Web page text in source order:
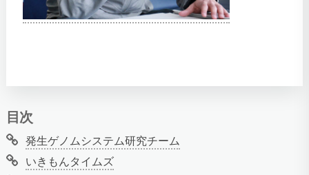
目次
発生ゲノムシステム研究チーム
いきもんタイムズ